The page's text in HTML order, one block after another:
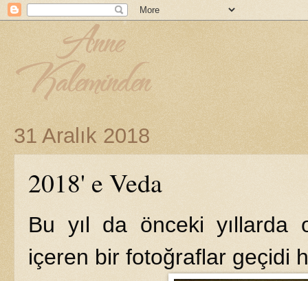
31 Aralık 2018
2018' e Veda
Bu yıl da önceki yıllarda
içeren bir fotoğraflar geçidi